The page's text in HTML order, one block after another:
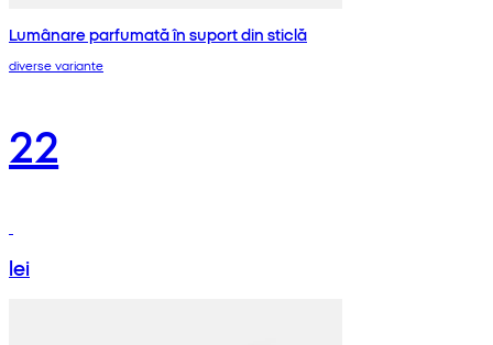
Lumânare parfumată în suport din sticlă
diverse variante
22
lei